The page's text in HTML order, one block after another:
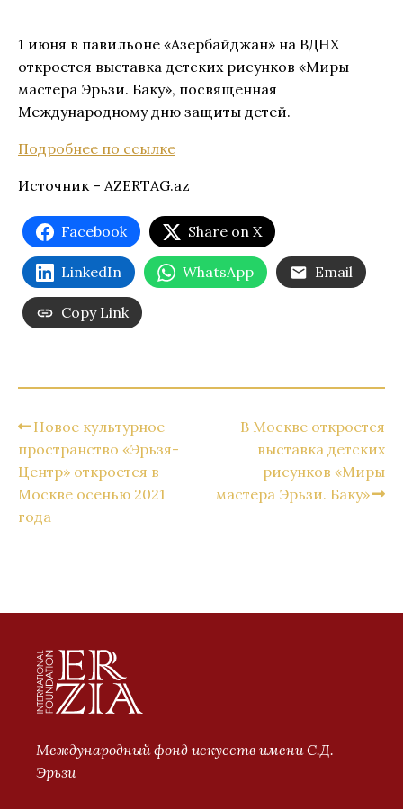
1 июня в павильоне «Азербайджан» на ВДНХ
откроется выставка детских рисунков «Миры
мастера Эрьзи. Баку», посвященная
Международному дню защиты детей.
Подробнее по ссылке
Источник – AZERTAG.az
Facebook Share on X
LinkedIn WhatsApp Email
Copy Link
Новое культурное
пространство «Эрьзя-
Центр» откроется в
Москве осенью 2021
года
В Москве откроется
выставка детских
рисунков «Миры
мастера Эрьзи. Баку»
Международный фонд искусств имени С.Д.
Эрьзи